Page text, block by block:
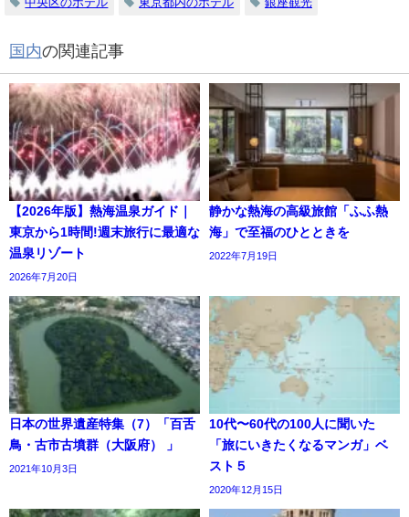
国内の関連記事
【2026年版】熱海温泉ガイド｜
東京から1時間!週末旅行に最適な
温泉リゾート
2026年7月20日
静かな熱海の高級旅館「ふふ熱
海」で至福のひとときを
2022年7月19日
日本の世界遺産特集（7）「百舌
鳥・古市古墳群（大阪府） 」
2021年10月3日
10代〜60代の100人に聞いた
「旅にいきたくなるマンガ」ベ
スト５
2020年12月15日